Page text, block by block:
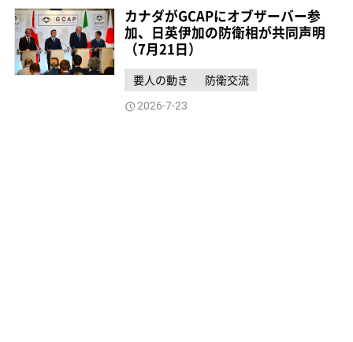
カナダがGCAPにオブザーバー参
加、日英伊加の防衛相が共同声明
（7月21日）
要人の動き 防衛交流
2026-7-23